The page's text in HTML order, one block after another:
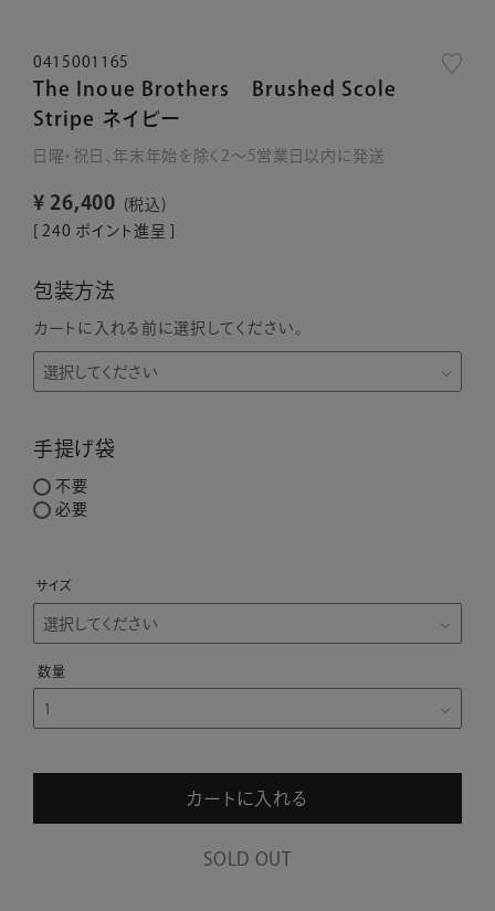
0415001165
The Inoue Brothers Brushed Scole
Stripe ネイビー
日曜・祝日、年末年始を除く2～5営業日以内に発送
¥ 26,400
税込
240 ポイント進呈 ]
包装方法
カートに入れる前に選択してください。
手提げ袋
不要
必要
サイズ
カートに入れる
SOLD OUT